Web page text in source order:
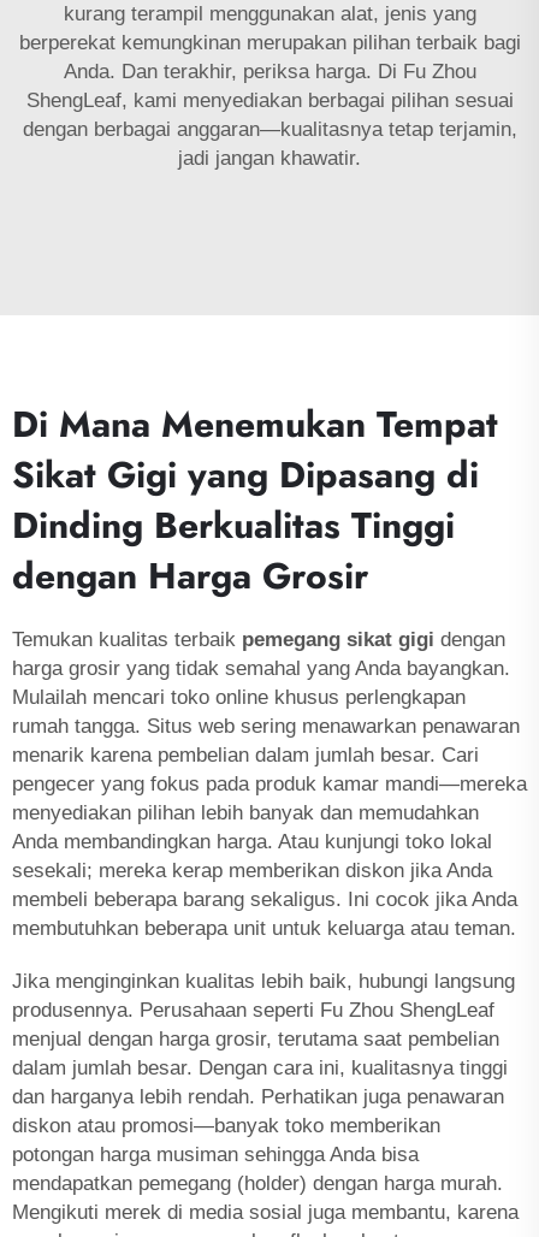
kurang terampil menggunakan alat, jenis yang
berperekat kemungkinan merupakan pilihan terbaik bagi
Anda. Dan terakhir, periksa harga. Di Fu Zhou
ShengLeaf, kami menyediakan berbagai pilihan sesuai
dengan berbagai anggaran—kualitasnya tetap terjamin,
jadi jangan khawatir.
Di Mana Menemukan Tempat
Sikat Gigi yang Dipasang di
Dinding Berkualitas Tinggi
dengan Harga Grosir
Temukan kualitas terbaik pemegang sikat gigi dengan
harga grosir yang tidak semahal yang Anda bayangkan.
Mulailah mencari toko online khusus perlengkapan
rumah tangga. Situs web sering menawarkan penawaran
menarik karena pembelian dalam jumlah besar. Cari
pengecer yang fokus pada produk kamar mandi—mereka
menyediakan pilihan lebih banyak dan memudahkan
Anda membandingkan harga. Atau kunjungi toko lokal
sesekali; mereka kerap memberikan diskon jika Anda
membeli beberapa barang sekaligus. Ini cocok jika Anda
membutuhkan beberapa unit untuk keluarga atau teman.
Jika menginginkan kualitas lebih baik, hubungi langsung
produsennya. Perusahaan seperti Fu Zhou ShengLeaf
menjual dengan harga grosir, terutama saat pembelian
dalam jumlah besar. Dengan cara ini, kualitasnya tinggi
dan harganya lebih rendah. Perhatikan juga penawaran
diskon atau promosi—banyak toko memberikan
potongan harga musiman sehingga Anda bisa
mendapatkan pemegang (holder) dengan harga murah.
Mengikuti merek di media sosial juga membantu, karena